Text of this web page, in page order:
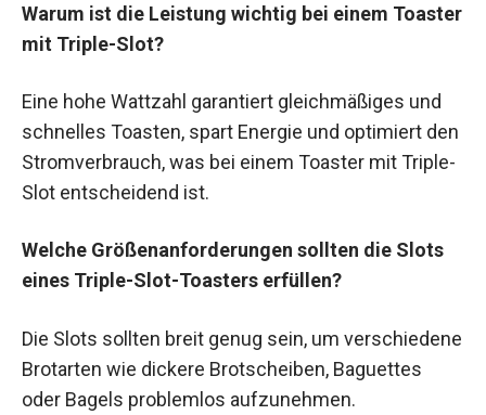
Warum ist die Leistung wichtig bei einem Toaster
mit Triple-Slot?
Eine hohe Wattzahl garantiert gleichmäßiges und
schnelles Toasten, spart Energie und optimiert den
Stromverbrauch, was bei einem Toaster mit Triple-
Slot entscheidend ist.
Welche Größenanforderungen sollten die Slots
eines Triple-Slot-Toasters erfüllen?
Die Slots sollten breit genug sein, um verschiedene
Brotarten wie dickere Brotscheiben, Baguettes
oder Bagels problemlos aufzunehmen.